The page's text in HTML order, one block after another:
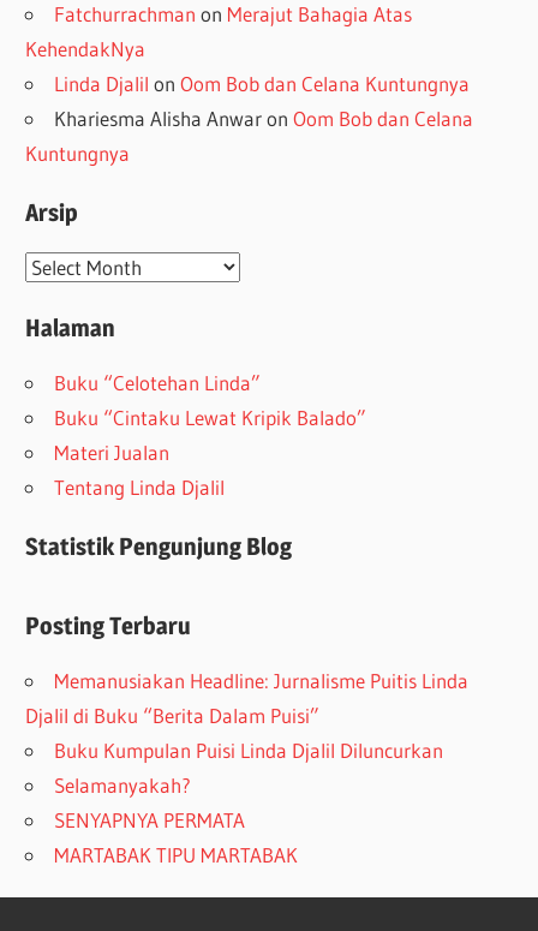
Fatchurrachman on Merajut Bahagia Atas
KehendakNya
Linda Djalil onOom Bob dan Celana Kuntungnya
Khariesma Alisha AnwaronOom Bob dan Celana
Kuntungnya
Arsip
Arsip
Halaman
Buku “Celotehan Linda”
Buku “Cintaku Lewat Kripik Balado”
Materi Jualan
Tentang Linda Djalil
Statistik Pengunjung Blog
Posting Terbaru
Memanusiakan Headline: Jurnalisme Puitis Linda
Djalil di Buku “Berita Dalam Puisi”
Buku Kumpulan Puisi Linda Djalil Diluncurkan
Selamanyakah?
SENYAPNYA PERMATA
MARTABAK TIPU MARTABAK